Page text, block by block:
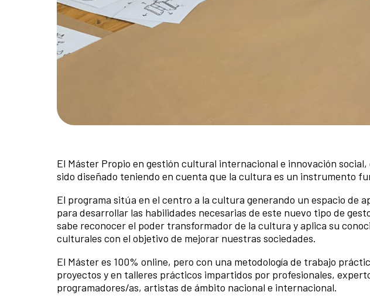
El Máster Propio en gestión cultural internacional e innovación
sido diseñado teniendo en cuenta que la cultura es un instrumento
El programa sitúa en el centro a la cultura generando un espacio de
para desarrollar las habilidades necesarias de este nuevo tipo de
sabe reconocer el poder transformador de la cultura y aplica su
culturales con el objetivo de mejorar nuestras sociedades.
El Máster es 100% online, pero con una metodología de trabajo
proyectos y en talleres prácticos impartidos por profesionales,
programadores/as, artistas de ámbito nacional e internacional.